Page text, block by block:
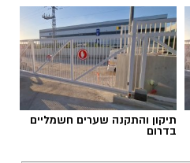
תיקון והתקנה שערים חשמליים
בדרום